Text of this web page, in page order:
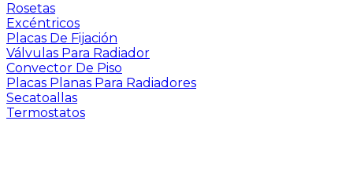
Rosetas
Excéntricos
Placas De Fijación
Válvulas Para Radiador
Convector De Piso
Placas Planas Para Radiadores
Secatoallas
Termostatos